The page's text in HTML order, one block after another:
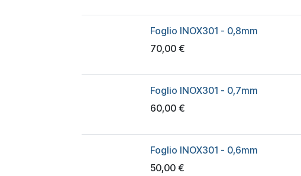
Foglio INOX301 - 0,8mm
70,00 €
Foglio INOX301 - 0,7mm
60,00 €
Foglio INOX301 - 0,6mm
50,00 €